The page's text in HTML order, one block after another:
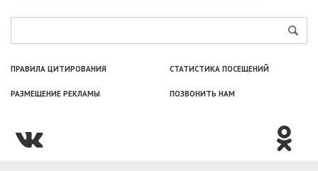
ПРАВИЛА ЦИТИРОВАНИЯ СТАТИСТИКА ПОСЕЩЕНИЙ
РАЗМЕЩЕНИЕ РЕКЛАМЫ ПОЗВОНИТЬ НАМ